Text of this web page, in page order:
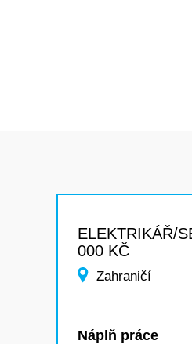
ELEKTRIKÁŘ/
000 KČ
Zahraničí
Náplň práce